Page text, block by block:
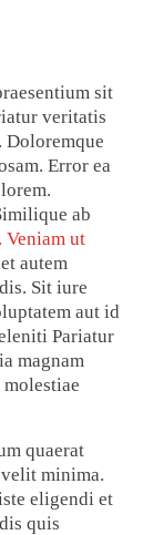
sit
veritatis
Error ea
ab
ut
autem
Sit iure
aut id
Pariatur
magnam
quaerat
minima.
eligendi et
quis